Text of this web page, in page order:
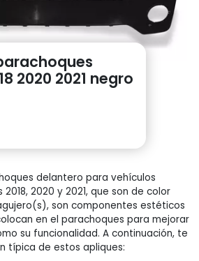
2020 2021 negro
delantero para vehículos
2020 y 2021, que son de color
son componentes estéticos
en el parachoques para mejorar
su funcionalidad. A continuación, te
típica de estos apliques: